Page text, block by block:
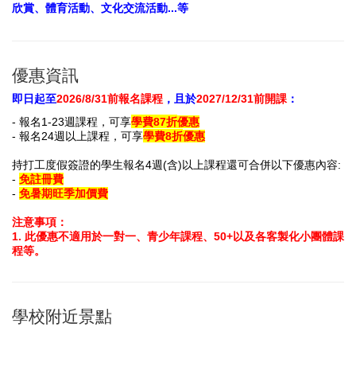
欣賞、體育活動、文化交流活動...等
優惠資訊
即日起至2026/8/31前報名課程 ，且於2027/12/31前開課 ：
- 報名1-23週課程 ， 可享學費87折優惠
- 報名24週以上課程 ，可享學費8折優惠
持打工度假簽證的學生報名4週(含)以上課程還可合併以下優惠內容:
- 免註冊費
- 免暑期旺季加價費
注意事項：
1. 此優惠不適用於一對一、青少年課程、50+以及各客製化小團體課
程等。
學校附近景點